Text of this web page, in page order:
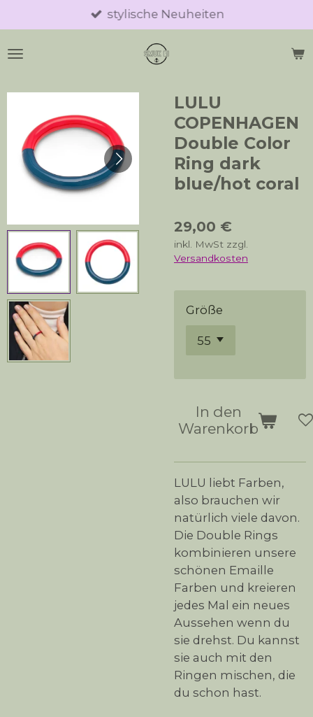
Hauptinhalt
springen
stylische Neuheiten
LULU
COPENHAGEN
Double Color
Ring dark
blue/hot coral
29,00 €
inkl. MwSt zzgl.
Versandkosten
Größe
In den
Warenkorb
LULU liebt Farben,
also brauchen wir
natürlich viele davon.
Die Double Rings
kombinieren unsere
schönen Emaille
Farben und kreieren
jedes Mal ein neues
Aussehen wenn du
sie drehst. Du kannst
sie auch mit den
Ringen mischen, die
du schon hast.